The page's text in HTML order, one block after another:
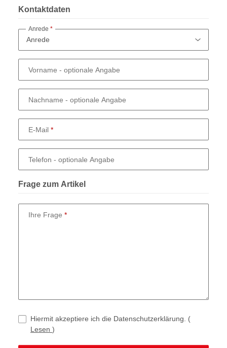
Kontaktdaten
Anrede
Vorname - optionale Angabe
Nachname - optionale Angabe
E-Mail
Telefon - optionale Angabe
Frage zum Artikel
Ihre Frage
Hiermit akzeptiere ich die Datenschutzerklärung. (
Lesen )